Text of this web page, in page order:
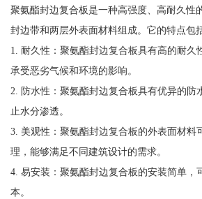
聚氨酯封边复合板是一种高强度、高耐久性
封边带和两层外表面材料组成。它的特点包
1. 耐久性：聚氨酯封边复合板具有高的耐久
承受恶劣气候和环境的影响。
2. 防水性：聚氨酯封边复合板具有优异的防
止水分渗透。
3. 美观性：聚氨酯封边复合板的外表面材料
理，能够满足不同建筑设计的需求。
4. 易安装：聚氨酯封边复合板的安装简单，
本。